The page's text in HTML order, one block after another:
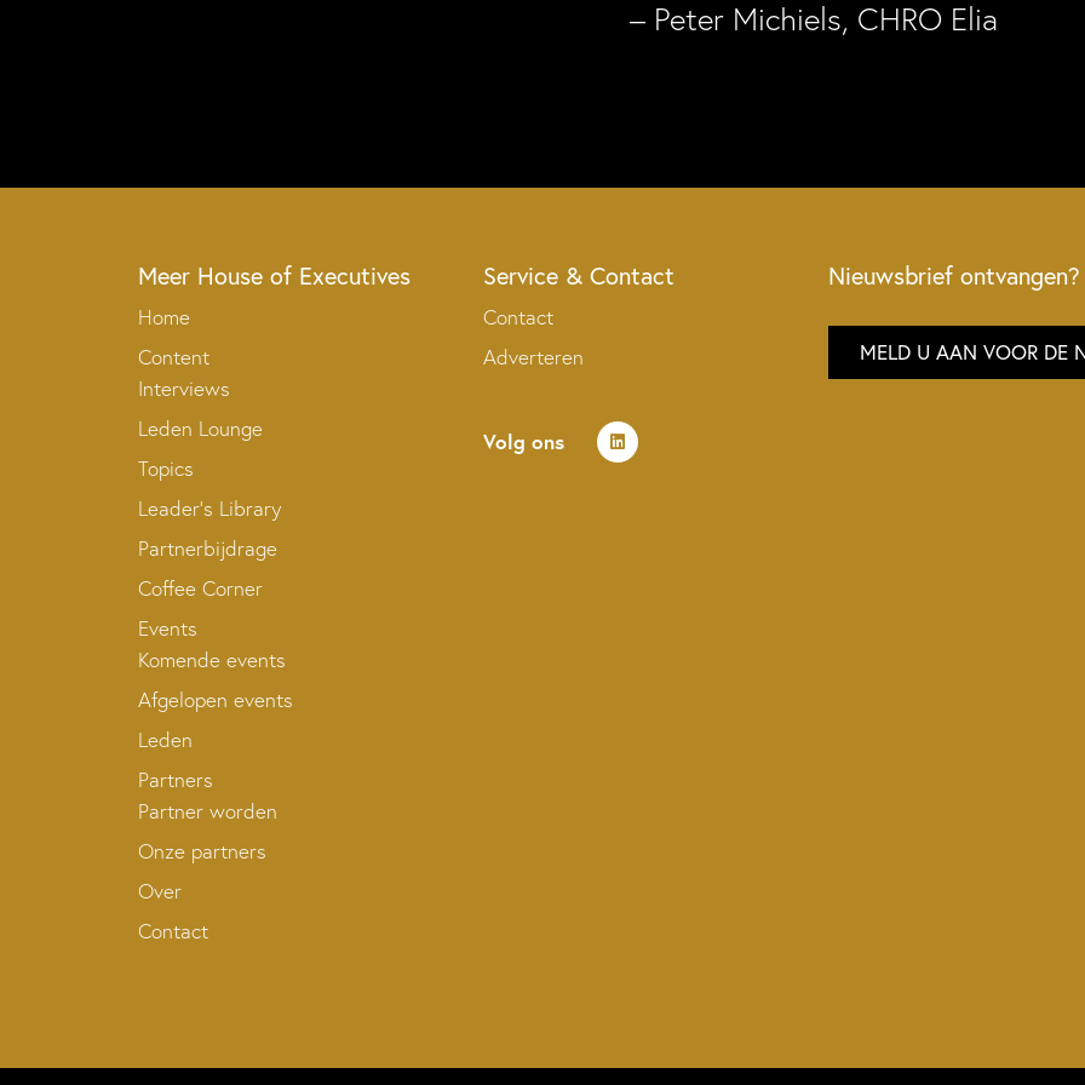
– Peter Michiels, CHRO Elia
Meer House of Executives
Home
Content
Interviews
Leden Lounge
Topics
Leader’s Library
Partnerbijdrage
Coffee Corner
Events
Komende events
Afgelopen events
Leden
Partners
Partner worden
Onze partners
Over
Contact
Service & Contact
Contact
Adverteren
Volg ons
Nieuwsbrief ontvangen?
MELD U AAN VOOR DE